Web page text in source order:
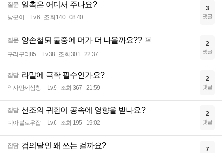
질문 일촉은 어디서 주나요?
낭꾼이 Lv.6 조회 140 08:40
3
댓글
질문 양손철퇴 둘중에 머가 더 나을까요??
구리구리85 Lv.38 조회 301 22:37
2
댓글
잡담 라말에 극확 필수인가요?
악사만세삼창 Lv.9 조회 367 21:59
2
댓글
잡담 선조의 귀환이 공속에 영향을 받나요?
디아블로우잡 Lv.6 조회 195 19:02
2
댓글
잡담 검의달인 왜 쓰는 걸까요? 7